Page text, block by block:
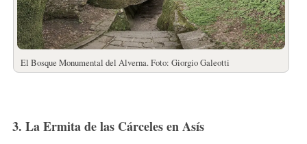
El Bosque Monumental del Alverna. Foto: Giorgio Galeotti
3. La Ermita de las Cárceles en Asís